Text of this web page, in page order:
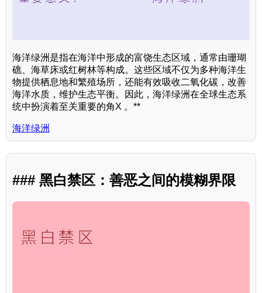
海洋绿洲是指在海洋中形成的富饶生态区域，通常由珊瑚
礁、海草床或红树林等构成。这些区域不仅为多种海洋生
物提供栖息地和繁殖场所，还能有效吸收二氧化碳，改善
海洋水质，维护生态平衡。因此，海洋绿洲在全球生态系
统中扮演着至关重要的角X 。**
海洋绿洲
### 黑白禁区：善恶之间的模糊界限